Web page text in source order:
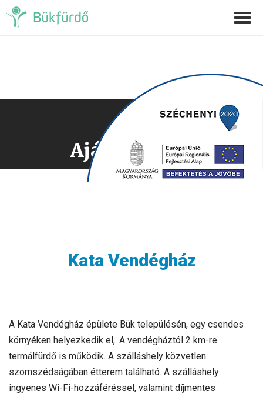
Ajánlatkérés
Kata Vendégház
A Kata Vendégház épülete Bük településén, egy csendes
környéken helyezkedik el,. A vendégháztól 2 km-re
termálfürdő is működik. A szálláshely közvetlen
szomszédságában étterem található. A szálláshely
ingyenes Wi-Fi-hozzáféréssel, valamint díjmentes